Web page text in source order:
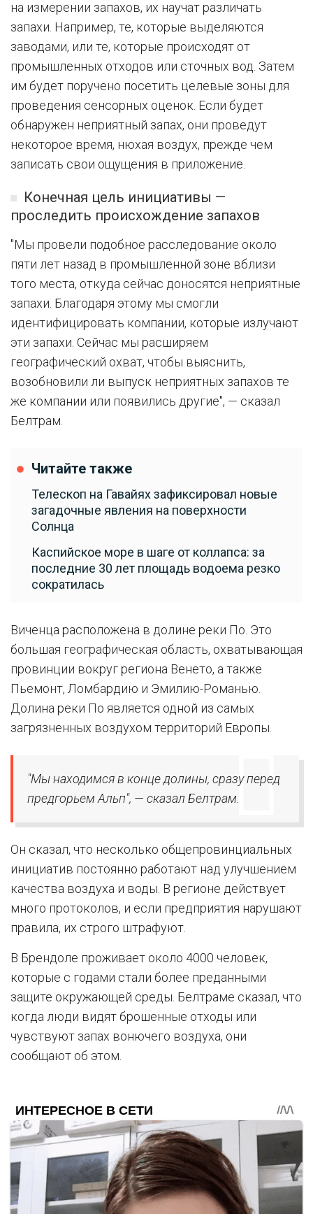
на измерении запахов, их научат различать
запахи. Например, те, которые выделяются
заводами, или те, которые происходят от
промышленных отходов или сточных вод. Затем
им будет поручено посетить целевые зоны для
проведения сенсорных оценок. Если будет
обнаружен неприятный запах, они проведут
некоторое время, нюхая воздух, прежде чем
записать свои ощущения в приложение.
Конечная цель инициативы —
проследить происхождение запахов
"Мы провели подобное расследование около
пяти лет назад в промышленной зоне вблизи
того места, откуда сейчас доносятся неприятные
запахи. Благодаря этому мы смогли
идентифицировать компании, которые излучают
эти запахи. Сейчас мы расширяем
географический охват, чтобы выяснить,
возобновили ли выпуск неприятных запахов те
же компании или появились другие", — сказал
Белтрам.
Читайте также
Телескоп на Гавайях зафиксировал новые
загадочные явления на поверхности
Солнца
Каспийское море в шаге от коллапса: за
последние 30 лет площадь водоема резко
сократилась
Виченца расположена в долине реки По. Это
большая географическая область, охватывающая
провинции вокруг региона Венето, а также
Пьемонт, Ломбардию и Эмилию-Романью.
Долина реки По является одной из самых
загрязненных воздухом территорий Европы.
"Мы находимся в конце долины, сразу перед
предгорьем Альп", — сказал Белтрам.
Он сказал, что несколько общепровинциальных
инициатив постоянно работают над улучшением
качества воздуха и воды. В регионе действует
много протоколов, и если предприятия нарушают
правила, их строго штрафуют.
В Брендоле проживает около 4000 человек,
которые с годами стали более преданными
защите окружающей среды. Белтраме сказал, что
когда люди видят брошенные отходы или
чувствуют запах вонючего воздуха, они
сообщают об этом.